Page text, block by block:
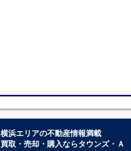
横浜エリアの不動産情報満載
買取・売却・購入ならタウンズ・Ａ